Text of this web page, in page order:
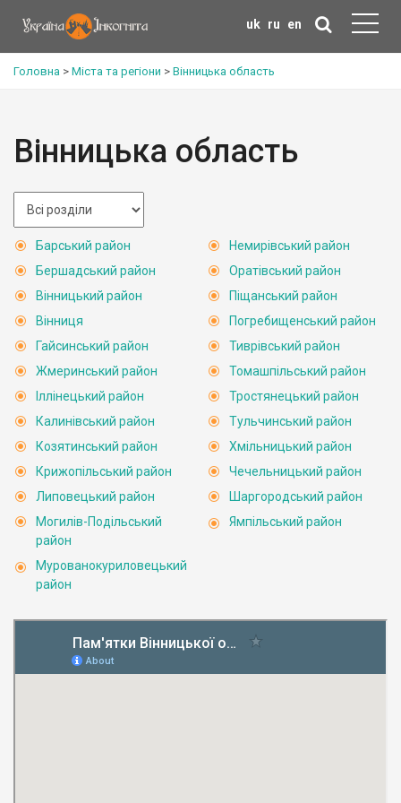
uk ru en
Головна > Міста та регіони > Вінницька область
Вінницька область
Барський район
Бершадський район
Вінницький район
Вінниця
Гайсинський район
Жмеринський район
Іллінецький район
Калинівський район
Козятинський район
Крижопільський район
Липовецький район
Могилів-Подільський
район
Мурованокуриловецький
район
Немирівський район
Оратівський район
Піщанський район
Погребищенський район
Тиврівський район
Томашпільський район
Тростянецький район
Тульчинський район
Хмільницький район
Чечельницький район
Шаргородський район
Ямпільський район